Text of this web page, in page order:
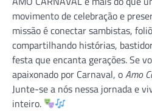
movimento de celebração e
missão é conectar sambistas,
compartilhando histórias,
festa que encanta gerações. Se
apaixonado por Carnaval, oAmo
Junte-se a nós nessa jornada e
inteiro.